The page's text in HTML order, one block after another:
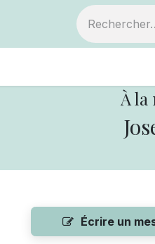
À la
Écrire un